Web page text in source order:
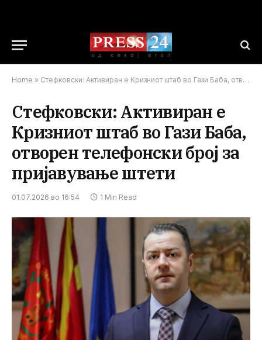
Home » Стефковски: Активиран е Кризниот штаб во Гази Баба, отворен телефонски број за пријавување штети
Стефковски: Активиран е
Кризниот штаб во Гази Баба,
отворен телефонски број за
пријавување штети
01.07.2026 во 16:54 1 Min Read